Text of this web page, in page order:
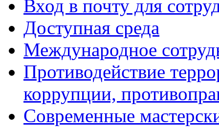
Вход в почту для
Доступная среда
Международное
Противодействие
коррупции,
Современные